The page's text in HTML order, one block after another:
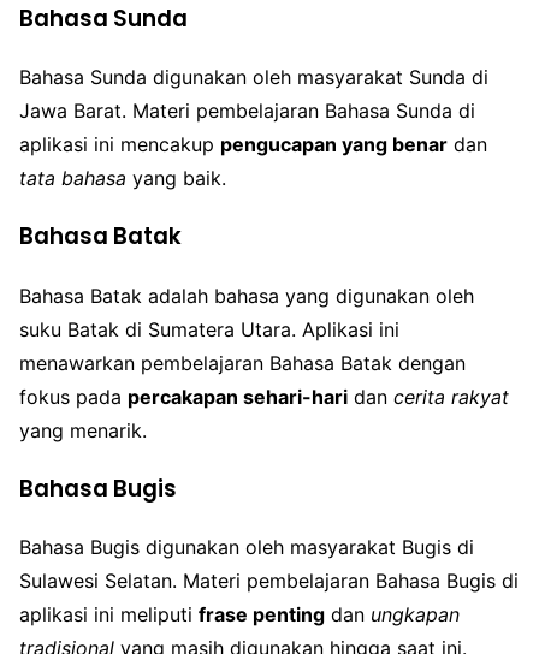
Bahasa Sunda
Bahasa Sunda digunakan oleh masyarakat Sunda di
Jawa Barat. Materi pembelajaran Bahasa Sunda di
aplikasi ini mencakup pengucapan yang benar dan
tata bahasa yang baik.
Bahasa Batak
Bahasa Batak adalah bahasa yang digunakan oleh
suku Batak di Sumatera Utara. Aplikasi ini
menawarkan pembelajaran Bahasa Batak dengan
fokus pada percakapan sehari-hari dan cerita rakyat
yang menarik.
Bahasa Bugis
Bahasa Bugis digunakan oleh masyarakat Bugis di
Sulawesi Selatan. Materi pembelajaran Bahasa Bugis di
aplikasi ini meliputi frase penting dan ungkapan
tradisional yang masih digunakan hingga saat ini.